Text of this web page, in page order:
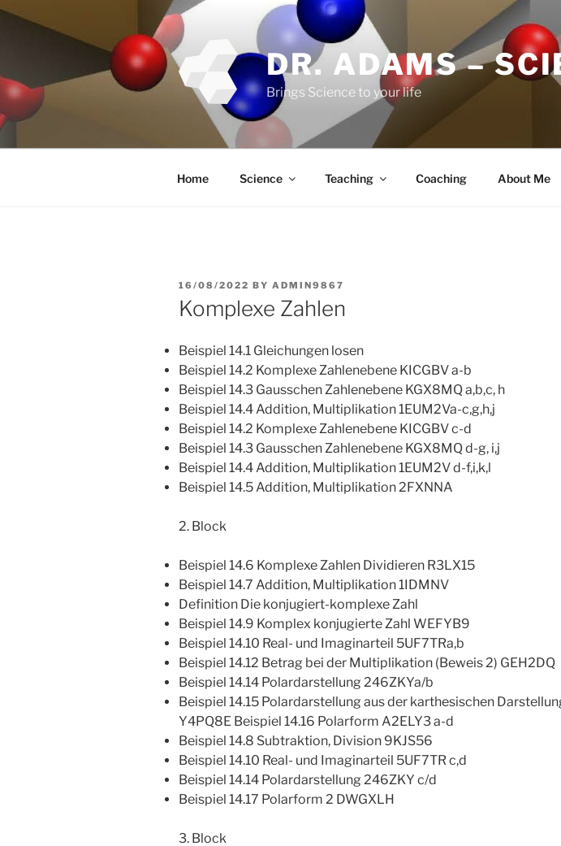
Skip
DR. ADAMS –
Brings Science to your life
Home Science Teaching Coaching About Me
POSTED
ON
16/08/2022 BY ADMIN9867
Komplexe Zahlen
Beispiel 14.1 Gleichungen losen
Beispiel 14.2 Komplexe Zahlenebene KICGBV a-b
Beispiel 14.3 Gausschen Zahlenebene KGX8MQ a,b,c, h
Beispiel 14.4 Addition, Multiplikation 1EUM2Va-c,g,h,j
Beispiel 14.2 Komplexe Zahlenebene KICGBV c-d
Beispiel 14.3 Gausschen Zahlenebene KGX8MQ d-g, i,j
Beispiel 14.4 Addition, Multiplikation 1EUM2V d-f,i,k,l
Beispiel 14.5 Addition, Multiplikation 2FXNNA
2. Block
Beispiel 14.6 Komplexe Zahlen Dividieren R3LX15
Beispiel 14.7 Addition, Multiplikation 1IDMNV
Definition Die konjugiert-komplexe Zahl
Beispiel 14.9 Komplex konjugierte Zahl WEFYB9
Beispiel 14.10 Real- und Imaginarteil 5UF7TRa,b
Beispiel 14.12 Betrag bei der Multiplikation (Beweis 2) GEH2DQ
Beispiel 14.14 Polardarstellung 246ZKYa/b
Beispiel 14.15 Polardarstellung aus der karthesischen
Y4PQ8E Beispiel 14.16 Polarform A2ELY3 a-d
Beispiel 14.8 Subtraktion, Division 9KJS56
Beispiel 14.10 Real- und Imaginarteil 5UF7TR c,d
Beispiel 14.14 Polardarstellung 246ZKY c/d
Beispiel 14.17 Polarform 2 DWGXLH
3. Block